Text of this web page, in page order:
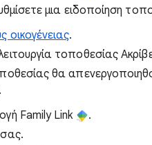
μια ειδοποίηση
οικογένειας.
τοποθεσίας
θα
Family Link
.